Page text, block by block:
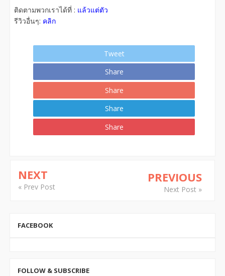
ติดตามพวกเราได้ที่ : แล้วแต่ตัว
รีวิวอื่นๆ: คลิก
Tweet
Share
Share
Share
Share
NEXT
« Prev Post
PREVIOUS
Next Post »
FACEBOOK
FOLLOW & SUBSCRIBE